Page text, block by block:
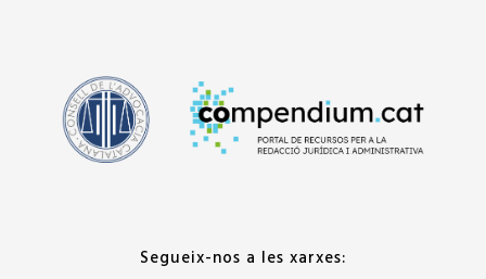
Segueix-nos a les xarxes: